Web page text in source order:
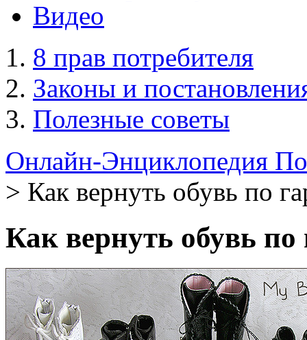
Видео
8 прав потребителя
Законы и
Полезные советы
Онлайн-Энциклопедия
> Как вернуть обувь по
Как вернуть обувь по